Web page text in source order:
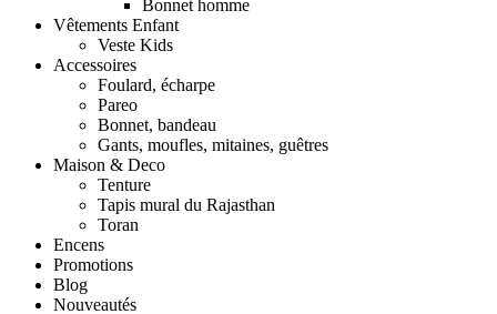
Bonnet homme
Vêtements Enfant
Veste Kids
Accessoires
Foulard, écharpe
Pareo
Bonnet, bandeau
Gants, moufles, mitaines, guêtres
Maison & Deco
Tenture
Tapis mural du Rajasthan
Toran
Encens
Promotions
Blog
Nouveautés